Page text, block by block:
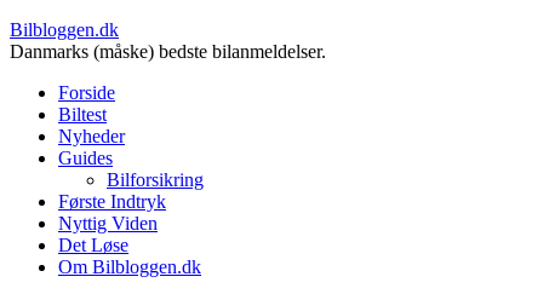
Bilbloggen.dk
Danmarks (måske) bedste bilanmeldelser.
Forside
Biltest
Nyheder
Guides
Bilforsikring
Første Indtryk
Nyttig Viden
Det Løse
Om Bilbloggen.dk